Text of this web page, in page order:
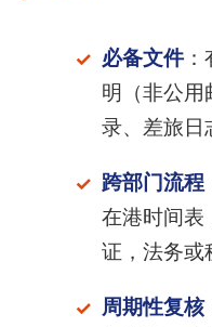
必备文件：
明（非公用
录、差旅日
跨部门流程
在港时间表
证，法务或
周期性复核